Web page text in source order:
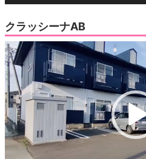
クラッシーナAB
動
画
プ
レ
ー
ヤ
ー